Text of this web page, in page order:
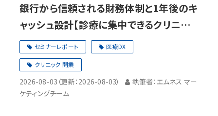
銀行から信頼される財務体制と1年後のキ
ャッシュ設計【診療に集中できるクリニック
経営セミナーレポート・後編】
セミナーレポート 医療DX
クリニック 開業
2026-08-03 （更新： 2026-08-03）
執筆者：エムネス マー
ケティングチーム